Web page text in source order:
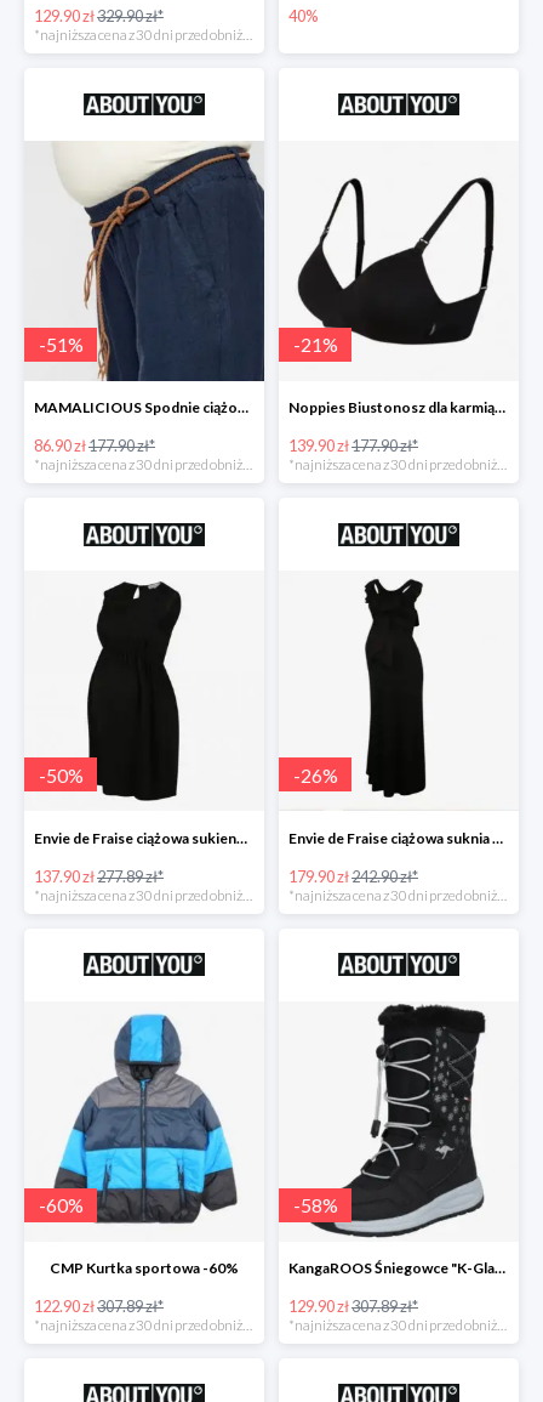
129.90 zł329.90 zł* 40%
-51%
MAMALICIOUS Spodnie ciążowe -51%
86.90 zł177.90 zł*
*najniższa cena z 30 dni przed obniżką
-21%
Noppies Biustonosz dla karmiących -21%
139.90 zł177.90 zł*
*najniższa cena z 30 dni przed obniżką
-50%
Envie de Fraise ciążowa sukienka 'Madeleine' -50%
137.90 zł277.89 zł*
-26%
Envie de Fraise ciążowa suknia wieczorowa 'Lucille' -26%
179.90 zł242.90 zł*
-60%
CMP Kurtka sportowa -60%
122.90 zł307.89 zł*
*najniższa cena z 30 dni przed obniżką
-58%
KangaROOS Śniegowce "K-Glaze RTX -60%
129.90 zł307.89 zł*
*najniższa cena z 30 dni przed obniżką